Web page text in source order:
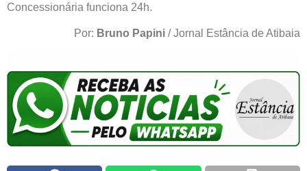
Concessionária funciona 24h.
Por: Bruno Papini / Jornal Estância de Atibaia